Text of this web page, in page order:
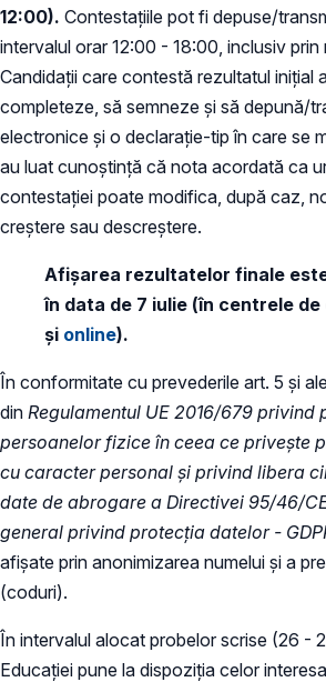
12:00). Contestațiile pot fi depuse/
intervalul orar 12:00 - 18:00, inclusiv
Candidații care contestă rezultatul inițial
completeze, să semneze și să depună/
electronice și o declarație-tip în care se
au luat cunoștință că nota acordată ca
contestației poate modifica, după caz,
creștere sau descreștere.
Afișarea rezultatelor finale
în data de 7 iulie (în centrele de
și online).
În conformitate cu prevederile art. 5 și
din Regulamentul UE 2016/679 privind
persoanelor fizice în ceea ce privește
cu caracter personal și privind libera
date de abrogare a Directivei 95/46/
general privind protecția datelor -
afișate prin anonimizarea numelui și a
(coduri).
În intervalul alocat probelor scrise (26 -
Educației pune la dispoziția celor